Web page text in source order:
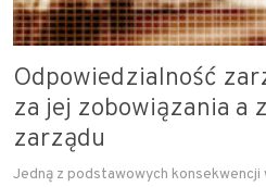
Odpowiedzialność
za jej zobowiązania a
zarządu
Jedną z podstawowych konsekwencji